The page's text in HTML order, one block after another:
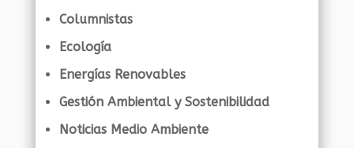
Columnistas
Ecología
Energías Renovables
Gestión Ambiental y Sostenibilidad
Noticias Medio Ambiente